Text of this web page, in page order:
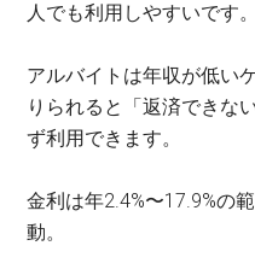
人でも利用しやすいです。
アルバイトは年収が低い
りられると「返済できな
ず利用できます。
金利は年2.4%〜17.9%の
動。